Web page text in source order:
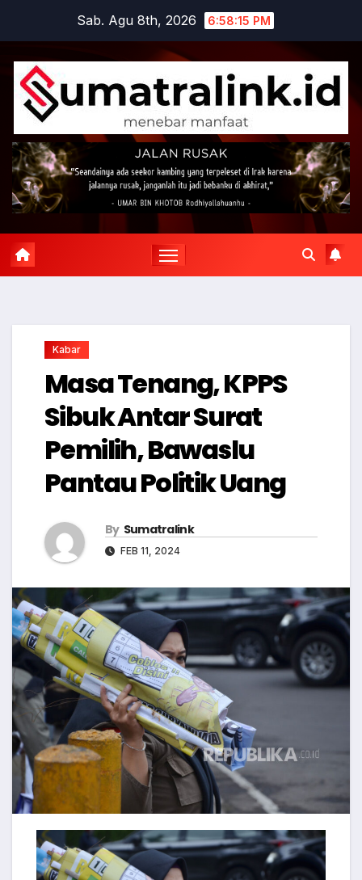
content
Sab. Agu 8th, 2026 6:58:16 PM
Kabar
Masa Tenang, KPPS
Sibuk Antar Surat
Pemilih, Bawaslu
Pantau Politik Uang
By Sumatralink
FEB 11, 2024